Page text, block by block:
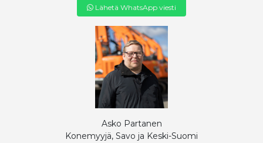
Lähetä WhatsApp viesti
Asko Partanen
Konemyyjä, Savo ja Keski-Suomi